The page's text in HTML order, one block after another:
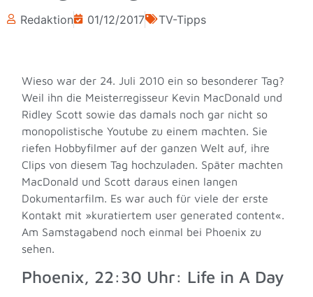
Redaktion 01/12/2017 TV-Tipps
Wieso war der 24. Juli 2010 ein so besonderer Tag?
Weil ihn die Meisterregisseur Kevin MacDonald und
Ridley Scott sowie das damals noch gar nicht so
monopolistische Youtube zu einem machten. Sie
riefen Hobbyfilmer auf der ganzen Welt auf, ihre
Clips von diesem Tag hochzuladen. Später machten
MacDonald und Scott daraus einen langen
Dokumentarfilm. Es war auch für viele der erste
Kontakt mit »kuratiertem user generated content«.
Am Samstagabend noch einmal bei Phoenix zu
sehen.
Phoenix, 22:30 Uhr: Life in A Day